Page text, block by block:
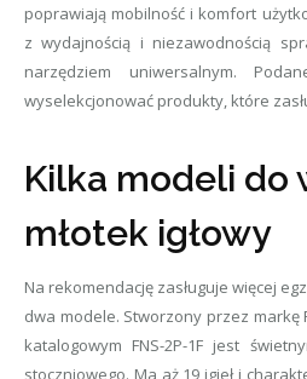
poprawiają mobilność i komfort
z wydajnością i niezawodnością
narzędziem uniwersalnym.
wyselekcjonować produkty, które
Kilka modeli do
młotek igłowy
Na rekomendację zasługuje więcej
dwa modele. Stworzony przez markę
katalogowym FNS-2P-1F jest
stoczniowego. Ma aż 19 igieł i